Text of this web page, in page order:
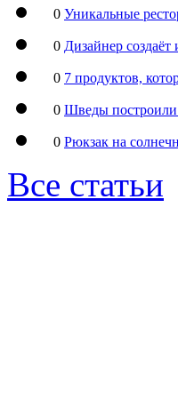
0 Уникальные
0 Дизайнер
0 7 продуктов,
0 Шведы построили
0 Рюкзак на
Все статьи